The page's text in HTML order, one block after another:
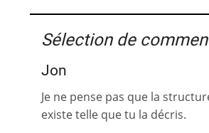
Sélection de
Jon
Je ne pense pas que la
existe telle que tu la décris.